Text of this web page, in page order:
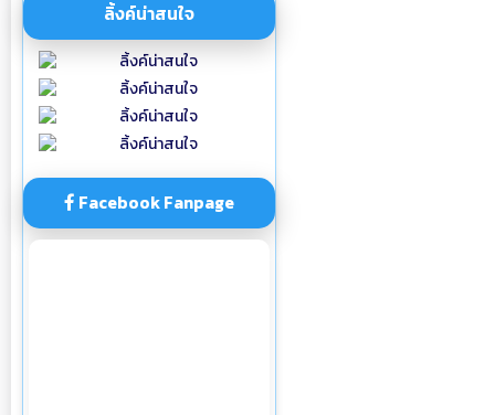
ลิ้งค์น่าสนใจ
Facebook Fanpage